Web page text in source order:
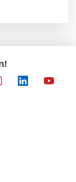
3
geçit